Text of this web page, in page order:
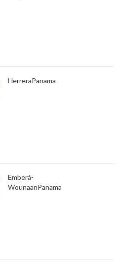
HerreraPanama
Emberá-
WounaanPanama